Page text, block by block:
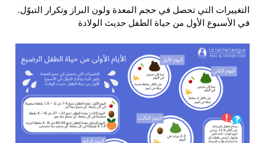
.التغييرات التي تحصل في حجم المعدة ولون البراز وتكرار التبوّل
في الأسبوع الأول من حياة الطفل حديث الولادة
Find Support
Resources
Impact Reports
Events
Membership